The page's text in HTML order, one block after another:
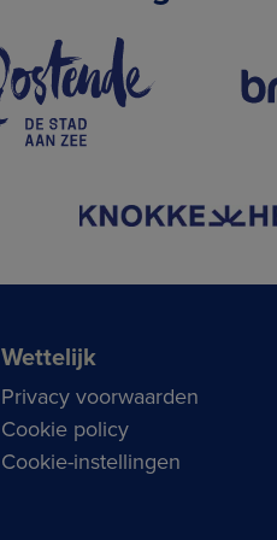
Wettelijk
Privacy voorwaarden
Cookie policy
Cookie-instellingen